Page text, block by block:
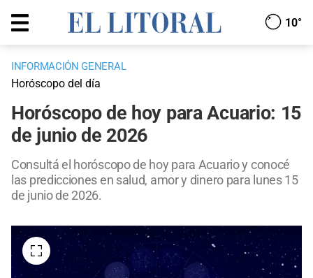
10°
INFORMACIÓN GENERAL
Horóscopo del día
Horóscopo de hoy para Acuario: 15
de junio de 2026
Consultá el horóscopo de hoy para Acuario y conocé
las predicciones en salud, amor y dinero para lunes 15
de junio de 2026.